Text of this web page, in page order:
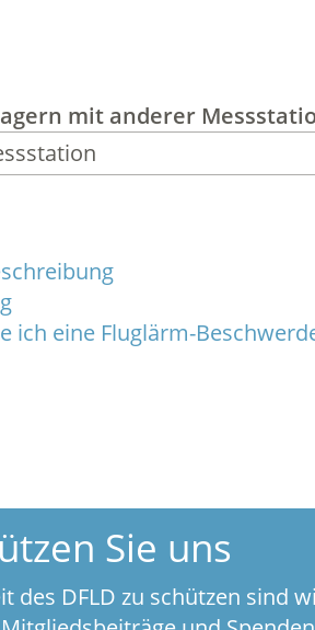
mit anderer
ich eine Fluglärm-
Sie uns
des DFLD zu schützen sind